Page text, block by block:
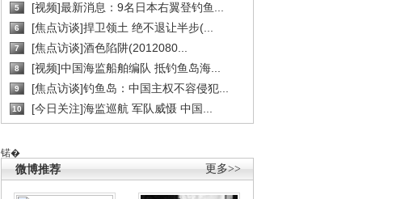
5 [视频]最新消息：9名日本右翼登钓鱼...
6 [焦点访谈]捍卫领土 绝不退让半步(...
7 [焦点访谈]酒色陷阱(2012080...
8 [视频]中国海监船舶编队 抵钓鱼岛海...
9 [焦点访谈]钓鱼岛：中国主权不容侵犯...
10 [今日关注]海监巡航 军队威慑 中国...
锘�
更多>>
微博推荐